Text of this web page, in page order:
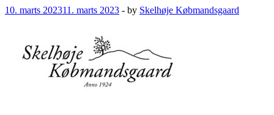
10. marts 202311. marts 2023 - by Skelhøje Købmandsgaard